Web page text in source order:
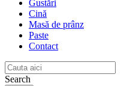
Gustări
Cină
Masă de prânz
Paste
Contact
Search